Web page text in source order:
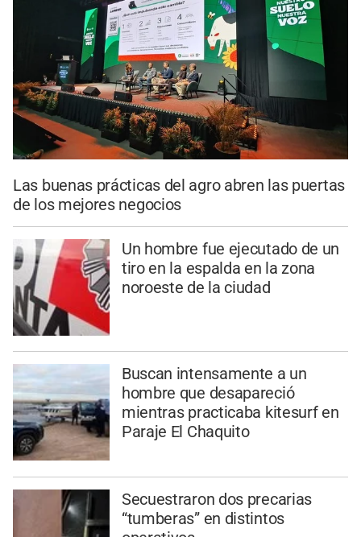
Las buenas prácticas del agro abren las puertas
de los mejores negocios
Un hombre fue ejecutado de un
tiro en la espalda en la zona
noroeste de la ciudad
Buscan intensamente a un
hombre que desapareció
mientras practicaba kitesurf en
Paraje El Chaquito
Secuestraron dos precarias
“tumberas” en distintos